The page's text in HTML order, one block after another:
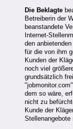
Die Beklagte
Betreiberin der
beanstandete
Internet-
den
für die von ihm
Kunden der
noch viel
grundsätzlich
dem so wäre,
nicht zu
Kunde der